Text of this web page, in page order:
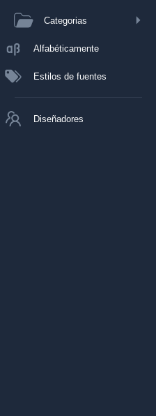
Categorias
Alfabéticamente
Estilos de fuentes
Diseñadores